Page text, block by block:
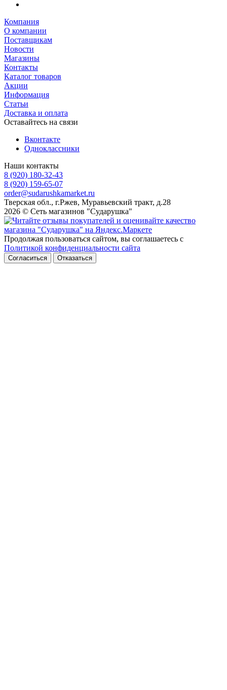
Компания
О компании
Поставщикам
Новости
Магазины
Контакты
Каталог товаров
Акции
Информация
Статьи
Доставка и оплата
Оставайтесь на связи
Вконтакте
Одноклассники
Наши контакты
8 (920) 180-32-43
8 (920) 159-65-07
order@sudarushkamarket.ru
Тверская обл., г.Ржев, Муравьевский тракт, д.28
2026 © Сеть магазинов "Сударушка"
Продолжая пользоваться сайтом, вы соглашаетесь с
Политикой конфиденциальности сайта
Согласиться Отказаться